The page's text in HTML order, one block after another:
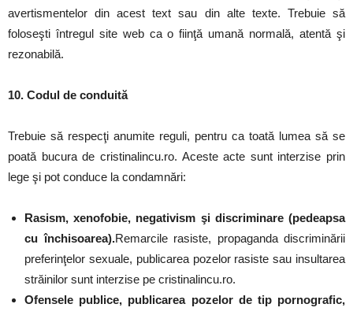
avertismentelor din acest text sau din alte texte. Trebuie să
foloseşti întregul site web ca o fiinţă umană normală, atentă şi
rezonabilă.
10. Codul de conduită
Trebuie să respecţi anumite reguli, pentru ca toată lumea să se
poată bucura de cristinalincu.ro. Aceste acte sunt interzise prin
lege şi pot conduce la condamnări:
Rasism, xenofobie, negativism şi discriminare (pedeapsa
cu închisoarea).Remarcile rasiste, propaganda discriminării
preferinţelor sexuale, publicarea pozelor rasiste sau insultarea
străinilor sunt interzise pe cristinalincu.ro.
Ofensele publice, publicarea pozelor de tip pornografic,